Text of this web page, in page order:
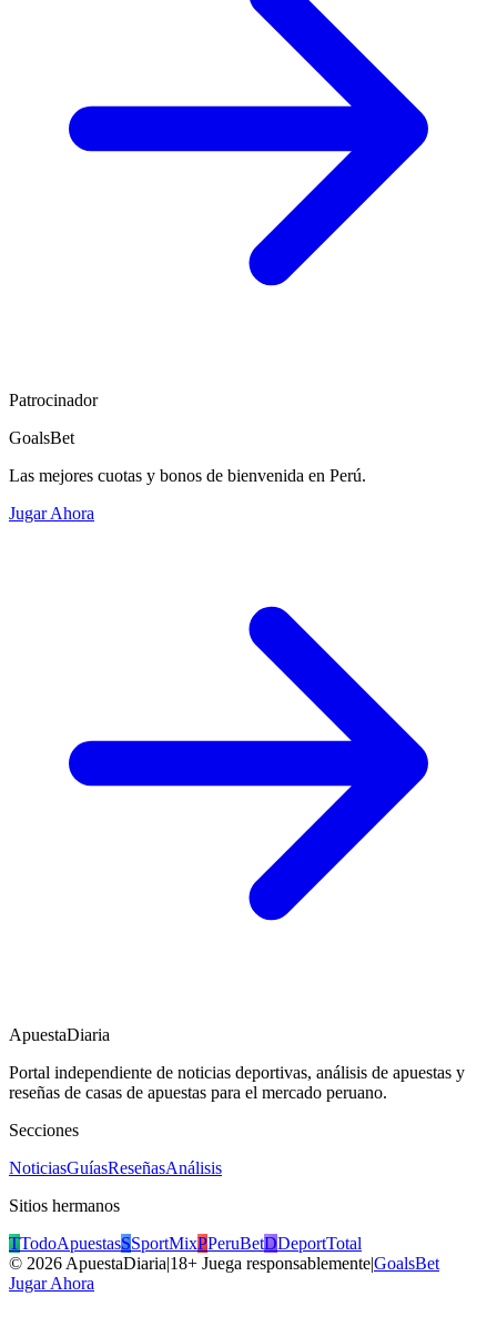
Patrocinador
GoalsBet
Las mejores cuotas y bonos de bienvenida en Perú.
Jugar Ahora
ApuestaDiaria
Portal independiente de noticias deportivas, análisis de apuestas y
reseñas de casas de apuestas para el mercado peruano.
Secciones
NoticiasGuíasReseñasAnálisis
Sitios hermanos
TTodoApuestasSSportMixPPeruBetDDeportTotal
© 2026 ApuestaDiaria|18+ Juega responsablemente|GoalsBet
Jugar Ahora